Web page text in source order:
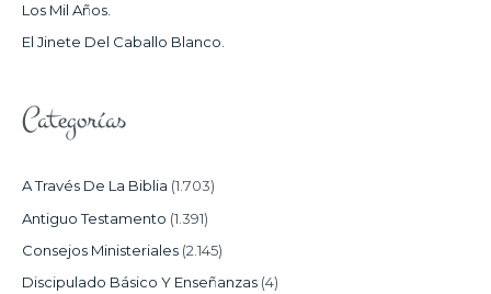
:Los Mil Años.
El Jinete Del Caballo Blanco.
Categorías
A Través De La Biblia (1.703)
Antiguo Testamento (1.391)
Consejos Ministeriales (2.145)
Discipulado Básico Y Enseñanzas (4)